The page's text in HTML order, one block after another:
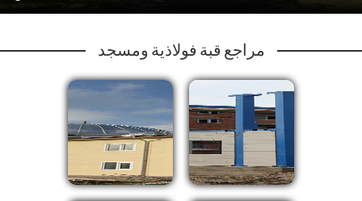
مراجع قبة فولاذية ومسجد